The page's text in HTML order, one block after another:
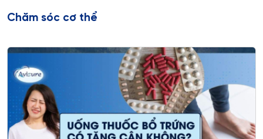
Chăm sóc cơ thể